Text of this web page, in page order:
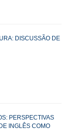
DISCUSSÃO DE
PERSPECTIVAS
INGLÊS COMO